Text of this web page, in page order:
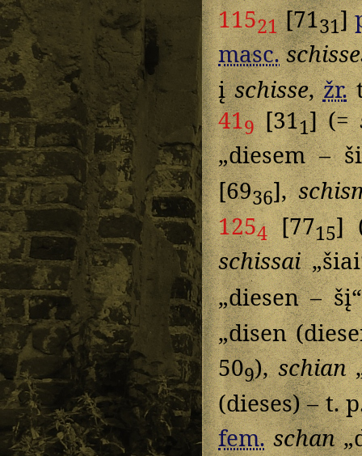
11521[7131]
masc.
įschisse,žr.
419[311] (=
„diesem –
[6936],
1254[7715]
schissai
„diesen –
„disen
509),schian
(dieses) – t.
fem. schan